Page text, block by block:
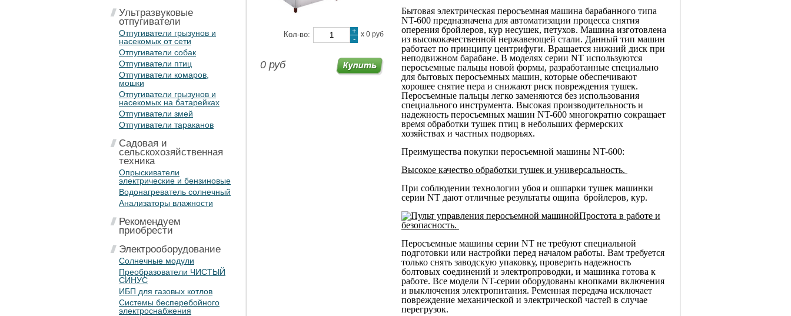
Ультразвуковые
отпугиватели
Отпугиватели грызунов и
насекомых от сети
Отпугиватели собак
Отпугиватели птиц
Отпугиватели комаров,
мошки
Отпугиватели грызунов и
насекомых на батарейках
Отпугиватели змей
Отпугиватели тараканов
Садовая и
сельскохозяйственная
техника
Опрыскиватели
электрические и бензиновые
Водонагреватель солнечный
Анализаторы влажности
Рекомендуем
приобрести
Электрооборудование
Солнечные модули
Преобразователи ЧИСТЫЙ
СИНУС
ИБП для газовых котлов
Системы бесперебойного
электроснабжения
Кол-во: х 0 руб
+
-
0 руб
Бытовая электрическая перосъемная машина барабанного типа
NT-600 предназначена для автоматизации процесса снятия
оперения бройлеров, кур несушек, петухов. Машина изготовлена
из высококачественной нержавеющей стали. Данный тип машин
работает по принципу центрифуги. Вращается нижний диск при
неподвижном барабане. В моделях серии NT используются
перосъемные пальцы новой формы, разработанные специально
для бытовых перосъемных машин, которые обеспечивают
хорошее снятие пера и снижают риск повреждения тушек.
Перосъемные пальцы легко заменяются без использования
специального инструмента. Высокая производительность и
надежность перосъемных машин NT-600 многократно сокращает
время обработки тушек птиц в небольших фермерских
хозяйствах и частных подворьях.
Преимущества покупки перосъемной машины NT-600:
Высокое качество обработки тушек и универсальность.
При соблюдении технологии убоя и ошпарки тушек машинки
серии NT дают отличные результаты ощипа бройлеров, кур.
Простота в работе и
безопасность.
Перосъемные машины серии NT не требуют специальной
подготовки или настройки перед началом работы. Вам требуется
только снять заводскую упаковку, проверить надежность
болтовых соединений и электропроводки, и машинка готова к
работе. Все модели NT-серии оборудованы кнопками включения
и выключения электропитания. Ременная передача исключает
повреждение механической и электрической частей в случае
перегрузок.